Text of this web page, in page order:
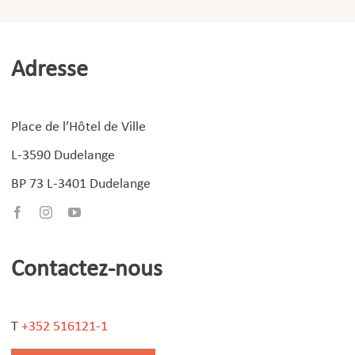
Adresse
Place de l’Hôtel de Ville
L-3590 Dudelange
BP 73 L-3401 Dudelange
Contactez-nous
T +352 516121-1